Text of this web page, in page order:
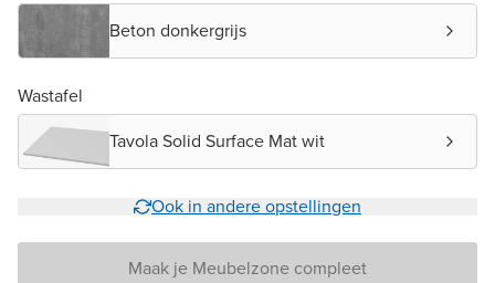
Beton donkergrijs
Wastafel
Tavola Solid Surface Mat wit
Ook in andere opstellingen
Maak je Meubelzone compleet